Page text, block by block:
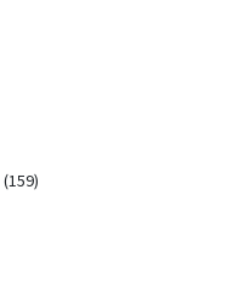
(159)